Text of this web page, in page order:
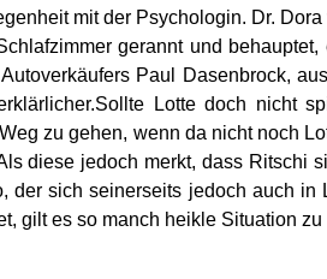
mit der Psychologin. Dr.
gerannt und
Paul Dasenbrock,
Lotte doch nicht
zu gehen, wenn da nicht noch
diese jedoch merkt, dass Ritschi
der sich seinerseits jedoch auch
gilt es so manch heikle Situation zu